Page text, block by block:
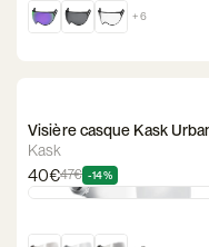
+ 6
Visière casque Kask
Kask
40€47€ -14%